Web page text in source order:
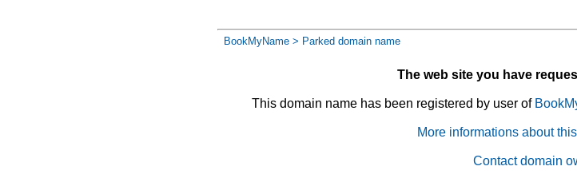
BookMyName > Parked domain name
The web site you have
This domain name has been registered by user of
More informations about
Contact domain